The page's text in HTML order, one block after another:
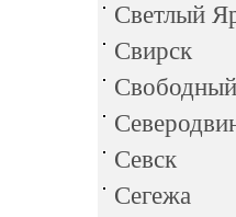
Светлый
Свирск
Свободный
Севск
Сегежа